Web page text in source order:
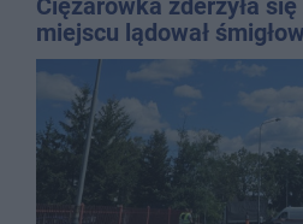
miejscu lądował